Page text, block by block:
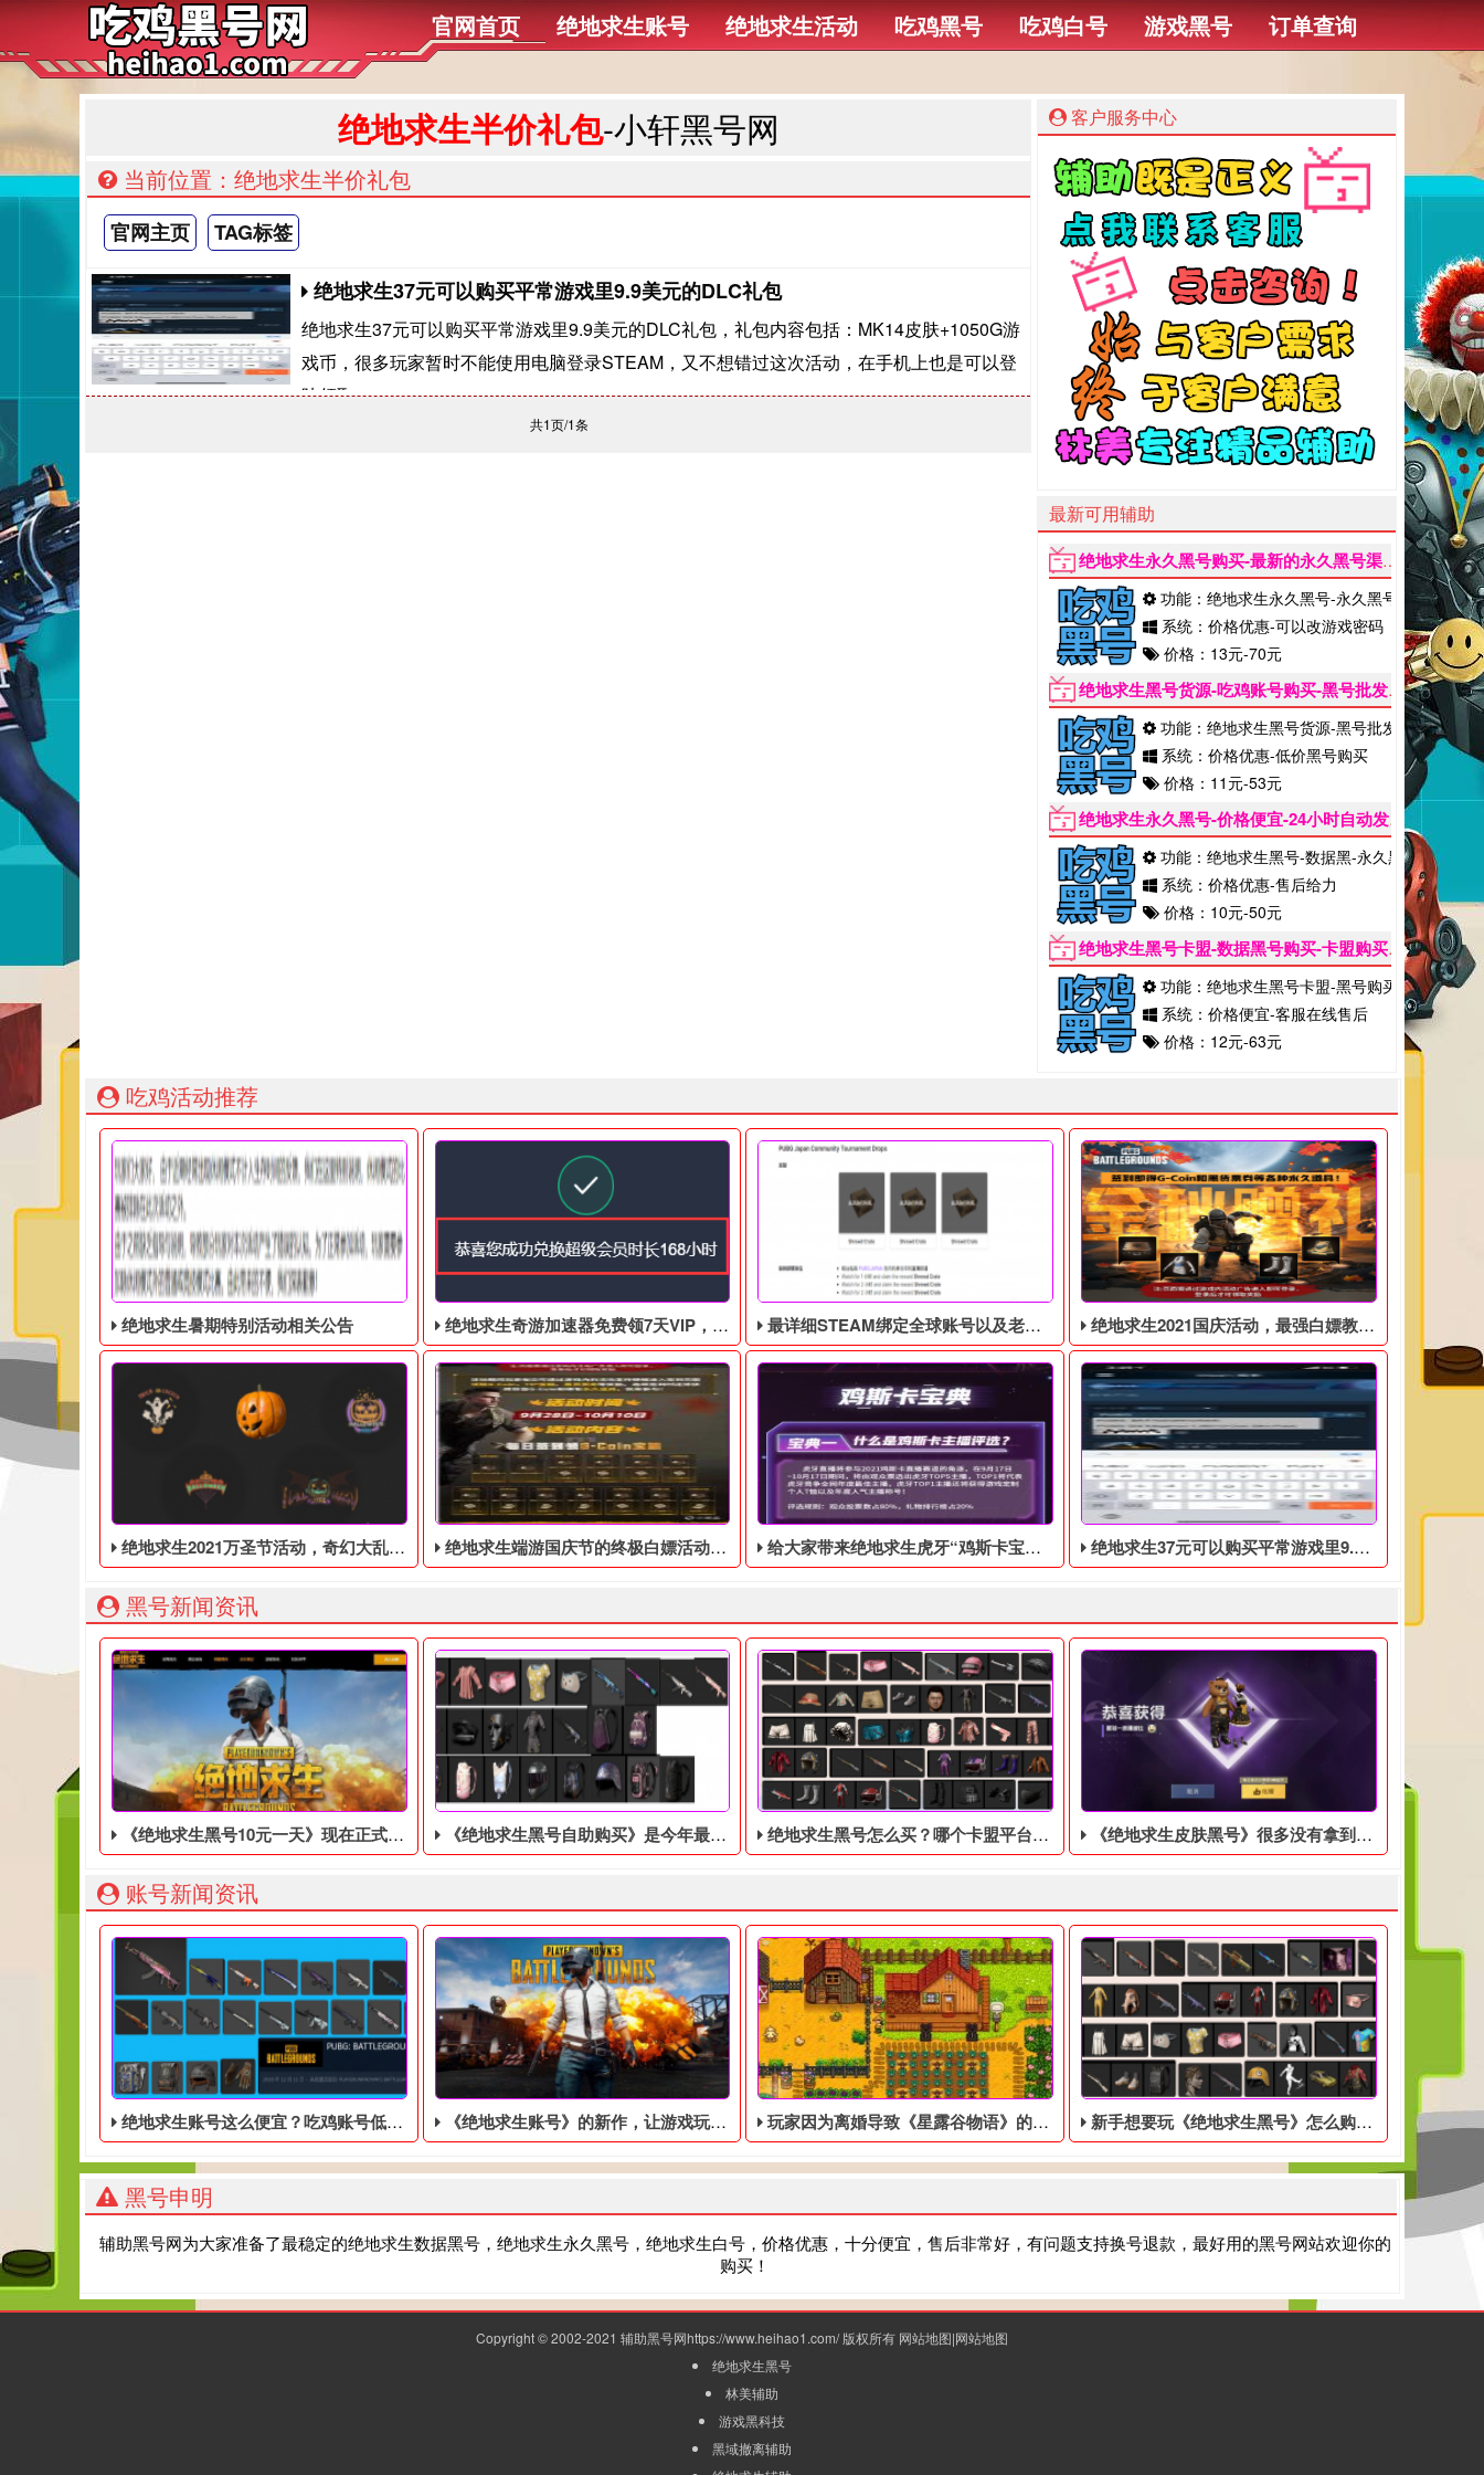
官网首页 绝地求生账号 绝地求生活动 吃鸡黑号 吃鸡白号 游戏黑号 订单查询
绝地求生半价礼包-小轩黑号网
当前位置：绝地求生半价礼包
官网主页 TAG标签
绝地求生37元可以购买平常游戏里9.9美元的DLC礼包
绝地求生37元可以购买平常游戏里9.9美元的DLC礼包，礼包内容包括：MK14皮肤+1050G游
戏币，很多玩家暂时不能使用电脑登录STEAM，又不想错过这次活动，在手机上也是可以登
陆领取
共1页/1条
客户服务中心
最新可用辅助
绝地求生永久黑号购买-最新的永久黑号渠道
2022-
功能：绝地求生永久黑号-永久黑号渠道
系统：价格优惠-可以改游戏密码
价格：13元-70元
绝地求生黑号货源-吃鸡账号购买-黑号批发市场
功能：绝地求生黑号货源-黑号批发
系统：价格优惠-低价黑号购买
价格：11元-53元
绝地求生永久黑号-价格便宜-24小时自动发货
功能：绝地求生黑号-数据黑-永久黑
系统：价格优惠-售后给力
价格：10元-50元
绝地求生黑号卡盟-数据黑号购买-卡盟购买黑号能用多久
功能：绝地求生黑号卡盟-黑号购买
系统：价格便宜-客服在线售后
价格：12元-63元
吃鸡活动推荐
绝地求生暑期特别活动相关公告 绝地求生奇游加速器免费领7天VIP，合计168小时 最详细STEAM绑定全球账号以及老鼠台掉宝攻略，常见问题解答 绝地求生2021国庆活动，最强白嫖教程，最好用的活动攻略
绝地求生2021万圣节活动，奇幻大乱斗回归，还有新皮肤和新地图 绝地求生端游国庆节的终极白嫖活动，活动的时间是9月28号到10月10号 给大家带来绝地求生虎牙“鸡斯卡宝典”的福利活动，这次福利活动将于9月17日至10月17日开始 绝地求生37元可以购买平常游戏里9.9美元的DLC礼包
黑号新闻资讯
《绝地求生黑号10元一天》现在正式上市，Steam以10元支持简体中文 《绝地求生黑号自助购买》是今年最火的账号，最为稳定 绝地求生黑号怎么买？哪个卡盟平台好？ 《绝地求生皮肤黑号​》很多没有拿到这款皮肤的玩家非常后悔
账号新闻资讯
绝地求生账号这么便宜？吃鸡账号低价入手 《绝地求生账号​》的新作，让游戏玩家操作大鳄鱼体验生活 玩家因为离婚导致《星露谷物语》的五年存档全部丢失 新手想要玩《绝地求生黑号》怎么购买？
黑号申明
辅助黑号网为大家准备了最稳定的绝地求生数据黑号，绝地求生永久黑号，绝地求生白号，价格优惠，十分便宜，售后非常好，有问题支持换号退款，最好用的黑号网站欢迎你的
购买！
Copyright © 2002-2021 辅助黑号网https://www.heihao1.com/ 版权所有 网站地图|网站地图
绝地求生黑号
林美辅助
游戏黑科技
黑域撤离辅助